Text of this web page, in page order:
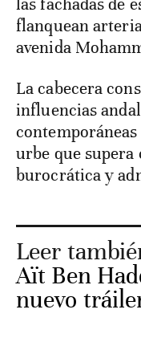
flanquean
avenida
La cabecera
influencias
urbe que
burocrática y
Leer
Aït Ben
nuevo